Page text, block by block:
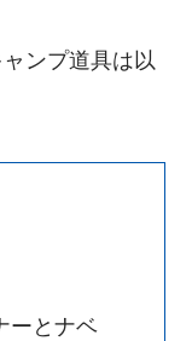
ンプ道具は以
ーとナベ